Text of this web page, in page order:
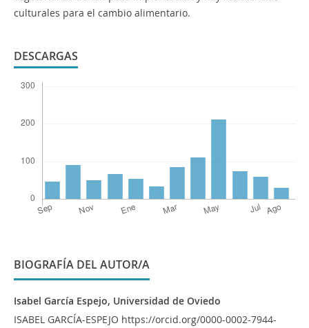
culturales para el cambio alimentario.
DESCARGAS
BIOGRAFÍA DEL AUTOR/A
Isabel García Espejo, Universidad de Oviedo
ISABEL GARCÍA-ESPEJO https://orcid.org/0000-0002-7944-